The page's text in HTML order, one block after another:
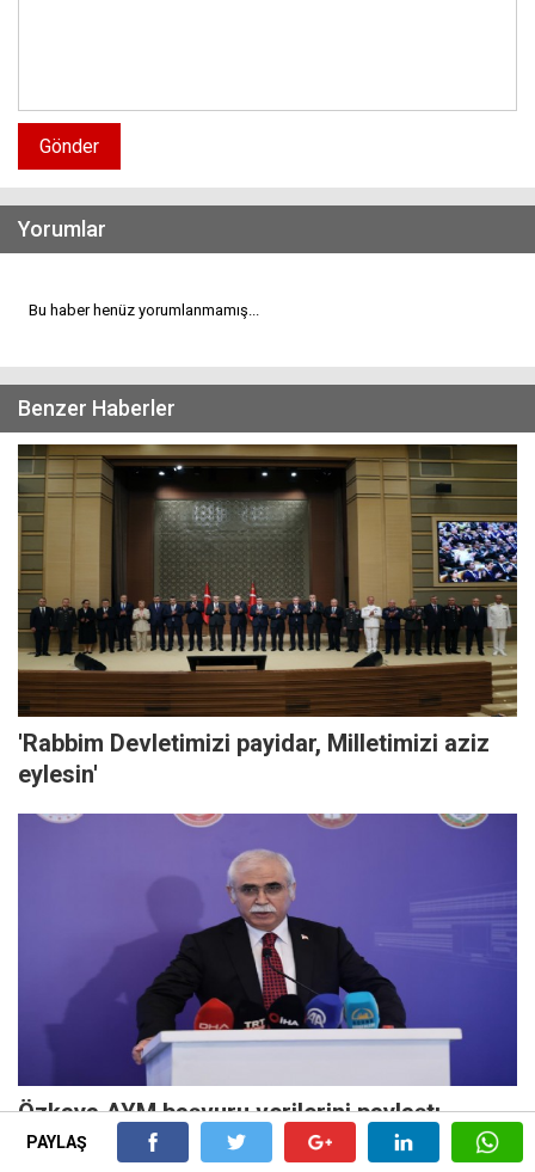
PAYLAŞ
Gönder
Yorumlar
Bu haber henüz yorumlanmamış...
Benzer Haberler
'Rabbim Devletimizi payidar, Milletimizi aziz
eylesin'
Özkaya AYM başvuru verilerini paylaştı